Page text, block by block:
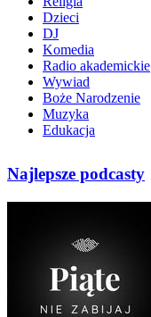
Dzieci
DJ
Komedia
Radio akademickie
Wywiad
Boże Narodzenie
Muzyka
Edukacja
Najlepsze podcasty